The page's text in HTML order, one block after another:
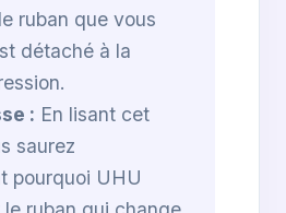
ruban que vous
détaché à la
: En lisant cet
saurez
pourquoi UHU